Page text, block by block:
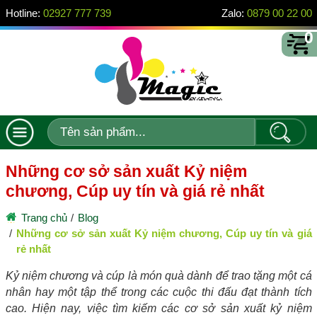
Những cơ sở sản xuất Kỷ niệm
chương, Cúp uy tín và giá rẻ nhất
Trang chủ
Blog
Những cơ sở sản xuất Kỷ niệm chương, Cúp uy tín và giá
rẻ nhất
Kỷ niệm chương và cúp là món quà dành để trao tặng một cá
nhân hay một tập thể trong các cuộc thi đấu đạt thành tích
cao. Hiện nay, việc tìm kiếm các cơ sở sản xuất kỷ niệm
Hotline: 02927 777 739 Zalo: 0879 00 22 00
0